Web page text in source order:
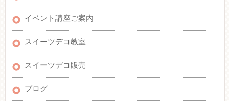
イベント講座ご案内
スイーツデコ教室
スイーツデコ販売
ブログ